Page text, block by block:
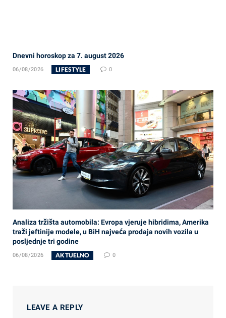
Dnevni horoskop za 7. august 2026
06/08/2026 LIFESTYLE 0
Analiza tržišta automobila: Evropa vjeruje hibridima, Amerika
traži jeftinije modele, u BiH najveća prodaja novih vozila u
posljednje tri godine
06/08/2026 AKTUELNO 0
LEAVE A REPLY